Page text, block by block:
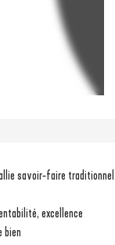
savoir-faire
excellence
bien